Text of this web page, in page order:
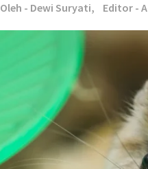
Oleh - Dewi Suryati,
Editor -